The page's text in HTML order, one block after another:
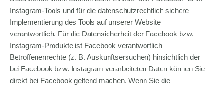
Instagram-Tools und für die datenschutzrechtlich sichere
Implementierung des Tools auf unserer Website
verantwortlich. Für die Datensicherheit der Facebook bzw.
Instagram-Produkte ist Facebook verantwortlich.
Betroffenenrechte (z. B. Auskunftsersuchen) hinsichtlich der
bei Facebook bzw. Instagram verarbeiteten Daten können Sie
direkt bei Facebook geltend machen. Wenn Sie die